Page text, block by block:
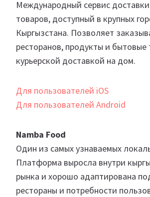
Международный сервис
товаров, доступный в крупных
Кыргызстана. Позволяет
ресторанов, продукты и бытовые
курьерской доставкой на дом.
Для пользователей iOS
Для пользователей Android
Namba Food
Один из самых узнаваемых
Платформа выросла внутри
рынка и хорошо адаптирована
рестораны и потребности